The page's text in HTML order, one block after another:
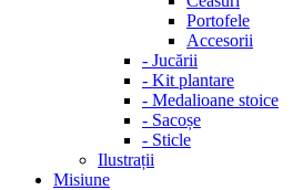
Portofele
Accesorii
- Jucării
- Kit plantare
- Medalioane stoice
- Sacoșe
- Sticle
Ilustrații
Misiune